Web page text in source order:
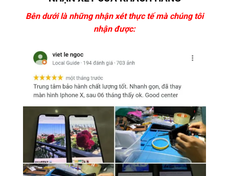
Bên dưới là những nhận xét thực tế mà chúng tôi
nhận được: